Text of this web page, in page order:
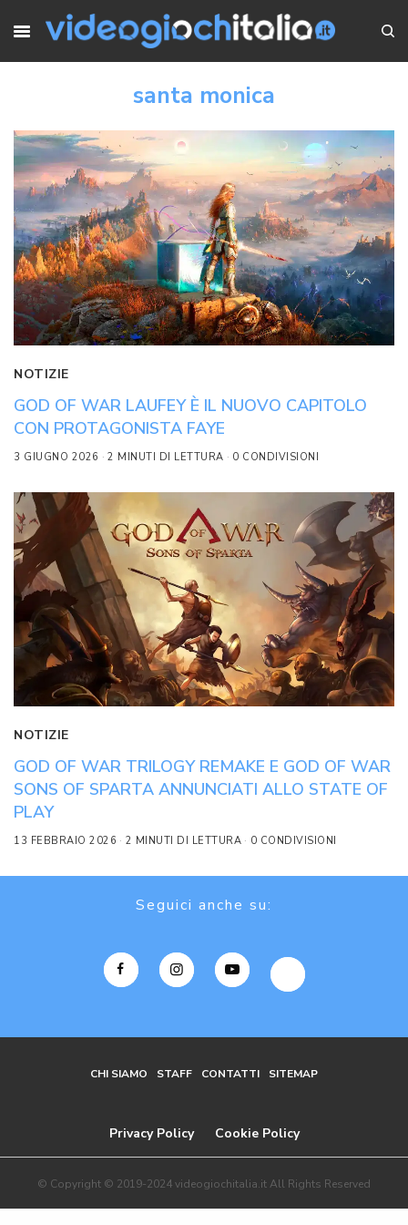
santa monica
NOTIZIE
GOD OF WAR LAUFEY È IL NUOVO CAPITOLO
CON PROTAGONISTA FAYE
3 GIUGNO 2026 2 MINUTI DI LETTURA 0 CONDIVISIONI
NOTIZIE
GOD OF WAR TRILOGY REMAKE E GOD OF WAR
SONS OF SPARTA ANNUNCIATI ALLO STATE OF
PLAY
13 FEBBRAIO 2026 2 MINUTI DI LETTURA 0 CONDIVISIONI
Seguici anche su:
CHI SIAMO STAFF CONTATTI SITEMAP
Privacy Policy Cookie Policy
© Copyright © 2019-2024 videogiochitalia.it All Rights Reserved